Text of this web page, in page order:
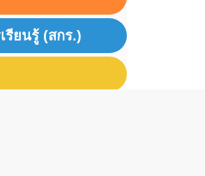
รียนรู้ (สกร.)